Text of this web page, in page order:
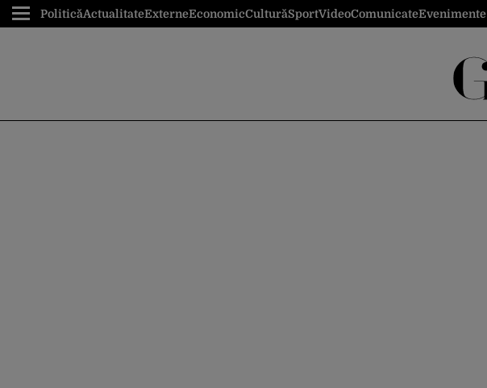
PoliticăActualitateExterneEconomicCulturăSportVideoComunicateEvenimente